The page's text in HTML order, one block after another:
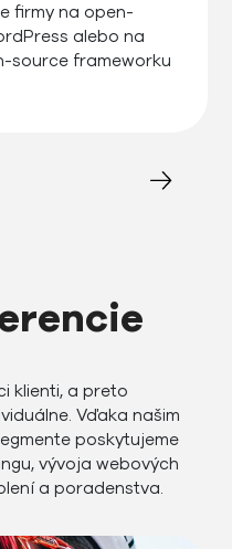
firmy na open-
alebo na
source frameworku
klienti, a preto
Vďaka našim
poskytujeme
vývoja webových
a poradenstva.